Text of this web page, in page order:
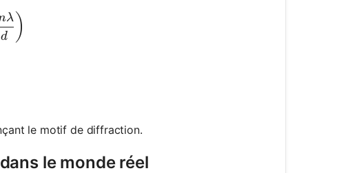
= \arcsin\left(\frac{m \lambda}{d}\right)
d )
\lambda}{\sin \theta}
le motif de diffraction.
le monde réel